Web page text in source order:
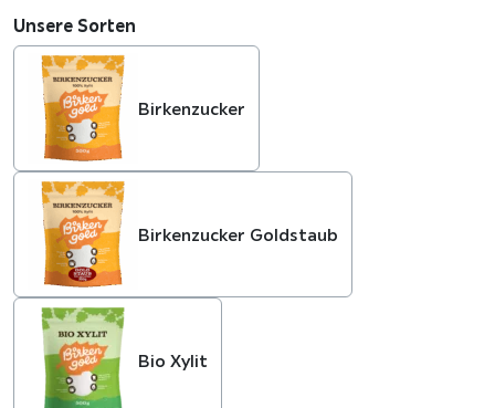
Unsere Sorten
Birkenzucker
Birkenzucker Goldstaub
Bio Xylit